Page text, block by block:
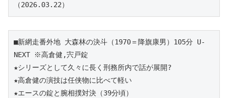
（2026.03.22）
■新網走番外地 大森林の決斗（1970＝降旗康男）105分 U-
NEXT ※高倉健,宍戸錠
★シリーズとして久々に長く刑務所内で話が展開?
★高倉健の演技は任侠物に比べて軽い
★エースの錠と腕相撲対決（39分頃）